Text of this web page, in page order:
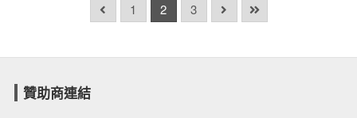
1 2 3
贊助商連結